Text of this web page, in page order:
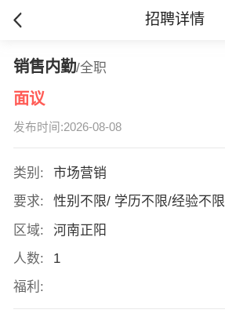
招聘详情
销售内勤/全职
面议
发布时间:2026-08-08
类别:
市场营销
要求:
性别不限/ 学历不限/经验不
区域:
河南正阳
人数:
1
福利: